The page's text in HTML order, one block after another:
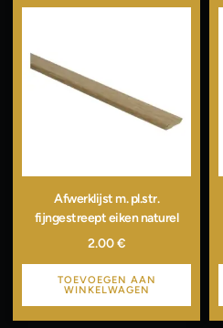
Afwerklijst m. pl.str.
fijngestreept eiken naturel
2.00€
TOEVOEGEN AAN
WINKELWAGEN